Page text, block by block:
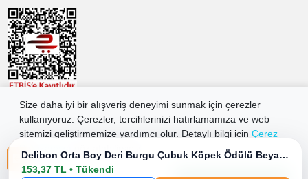
Delibon Orta Boy Deri Burgu Çubuk Köpek Ödülü Beyaz 25 Adet
153,37 TL • Tükendi
Size daha iyi bir alışveriş deneyimi sunmak için çerezler
kullanıyoruz. Çerezler, tercihlerinizi hatırlamamıza ve web
sitemizi geliştirmemize yardımcı olur. Detaylı bilgi için Çerez
Hemen Üye Olun ...ve 100 ₺ değerinde indirim kuponu kazanın
Üye Ol